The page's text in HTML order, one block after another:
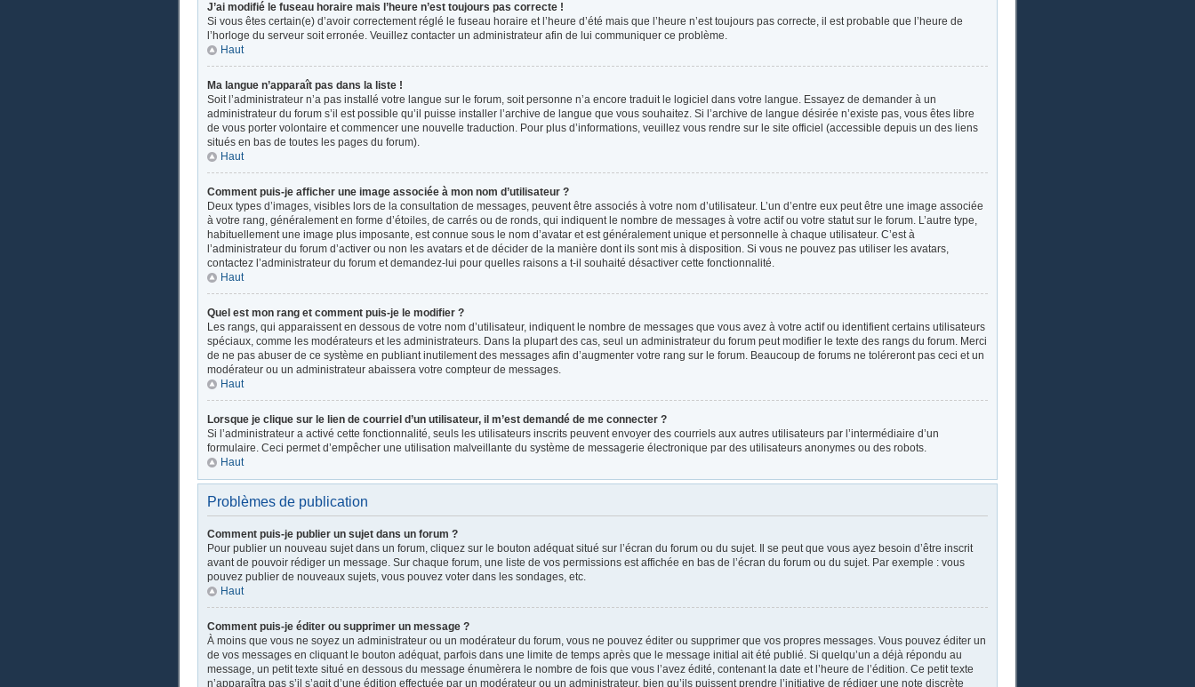
J’ai modifié le fuseau horaire mais l’heure n’est toujours pas correcte !
Si vous êtes certain(e) d’avoir correctement réglé le fuseau horaire et l’heure d’été mais que l’heure n’est toujours pas correcte, il est probable que l’heure de
l’horloge du serveur soit erronée. Veuillez contacter un administrateur afin de lui communiquer ce problème.
Haut
Ma langue n’apparaît pas dans la liste !
Soit l’administrateur n’a pas installé votre langue sur le forum, soit personne n’a encore traduit le logiciel dans votre langue. Essayez de demander à un
administrateur du forum s’il est possible qu’il puisse installer l’archive de langue que vous souhaitez. Si l’archive de langue désirée n’existe pas, vous êtes libre
de vous porter volontaire et commencer une nouvelle traduction. Pour plus d’informations, veuillez vous rendre sur le site officiel (accessible depuis un des liens
situés en bas de toutes les pages du forum).
Haut
Comment puis-je afficher une image associée à mon nom d’utilisateur ?
Deux types d’images, visibles lors de la consultation de messages, peuvent être associés à votre nom d’utilisateur. L’un d’entre eux peut être une image associée
à votre rang, généralement en forme d’étoiles, de carrés ou de ronds, qui indiquent le nombre de messages à votre actif ou votre statut sur le forum. L’autre type,
habituellement une image plus imposante, est connue sous le nom d’avatar et est généralement unique et personnelle à chaque utilisateur. C’est à
l’administrateur du forum d’activer ou non les avatars et de décider de la manière dont ils sont mis à disposition. Si vous ne pouvez pas utiliser les avatars,
contactez l’administrateur du forum et demandez-lui pour quelles raisons a t-il souhaité désactiver cette fonctionnalité.
Haut
Quel est mon rang et comment puis-je le modifier ?
Les rangs, qui apparaissent en dessous de votre nom d’utilisateur, indiquent le nombre de messages que vous avez à votre actif ou identifient certains utilisateurs
spéciaux, comme les modérateurs et les administrateurs. Dans la plupart des cas, seul un administrateur du forum peut modifier le texte des rangs du forum. Merci
de ne pas abuser de ce système en publiant inutilement des messages afin d’augmenter votre rang sur le forum. Beaucoup de forums ne toléreront pas ceci et un
modérateur ou un administrateur abaissera votre compteur de messages.
Haut
Lorsque je clique sur le lien de courriel d’un utilisateur, il m’est demandé de me connecter ?
Si l’administrateur a activé cette fonctionnalité, seuls les utilisateurs inscrits peuvent envoyer des courriels aux autres utilisateurs par l’intermédiaire d’un
formulaire. Ceci permet d’empêcher une utilisation malveillante du système de messagerie électronique par des utilisateurs anonymes ou des robots.
Haut
Problèmes de publication
Comment puis-je publier un sujet dans un forum ?
Pour publier un nouveau sujet dans un forum, cliquez sur le bouton adéquat situé sur l’écran du forum ou du sujet. Il se peut que vous ayez besoin d’être inscrit
avant de pouvoir rédiger un message. Sur chaque forum, une liste de vos permissions est affichée en bas de l’écran du forum ou du sujet. Par exemple : vous
pouvez publier de nouveaux sujets, vous pouvez voter dans les sondages, etc.
Haut
Comment puis-je éditer ou supprimer un message ?
À moins que vous ne soyez un administrateur ou un modérateur du forum, vous ne pouvez éditer ou supprimer que vos propres messages. Vous pouvez éditer un
de vos messages en cliquant le bouton adéquat, parfois dans une limite de temps après que le message initial ait été publié. Si quelqu’un a déjà répondu au
message, un petit texte situé en dessous du message énumèrera le nombre de fois que vous l’avez édité, contenant la date et l’heure de l’édition. Ce petit texte
n’apparaîtra pas s’il s’agit d’une édition effectuée par un modérateur ou un administrateur, bien qu’ils puissent prendre l’initiative de rédiger une note discrète